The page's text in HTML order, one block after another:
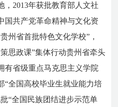
，2013年获批教育部人文社
共产党革命精神与文化资
州省首批特色文化学校”，
思政课”集体行动贵州省牵头
有省级重点马克思主义学院
“全国高校毕业生就业能力培
“全国民族团结进步示范单